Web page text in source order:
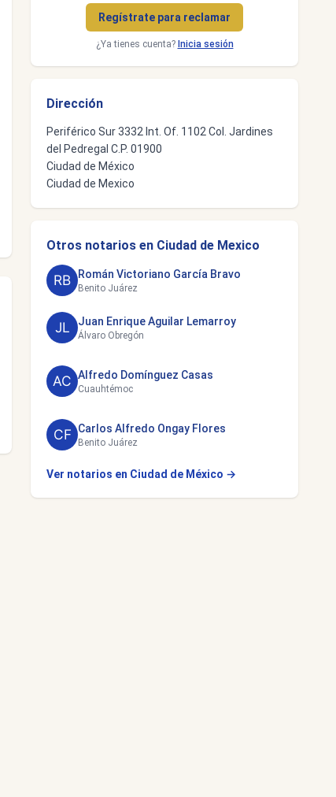
Regístrate para reclamar
¿Ya tienes cuenta? Inicia sesión
Dirección
Periférico Sur 3332 Int. Of. 1102 Col. Jardines
del Pedregal C.P. 01900
Ciudad de México
Ciudad de Mexico
Otros notarios en Ciudad de Mexico
Román Victoriano García Bravo
Benito Juárez
Juan Enrique Aguilar Lemarroy
Álvaro Obregón
Alfredo Domínguez Casas
Cuauhtémoc
Carlos Alfredo Ongay Flores
Benito Juárez
Ver notarios en Ciudad de México →